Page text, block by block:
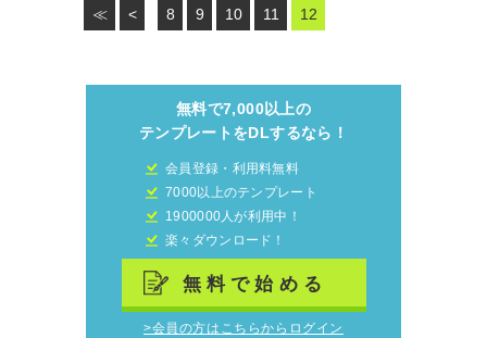
≪ < 8 9 10 11 12
無料で7,000以上の
テンプレートをDLするなら！
会員登録・利用料無料
7000以上のテンプレート
1900000人が利用中！
楽々ダウンロード！
無料で始める
>会員の方はこちらからログイン